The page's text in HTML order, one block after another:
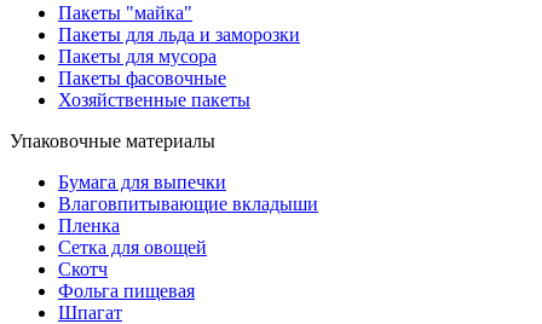
Пакеты "майка"
Пакеты для льда и заморозки
Пакеты для мусора
Пакеты фасовочные
Хозяйственные пакеты
Упаковочные материалы
Бумага для выпечки
Влаговпитывающие вкладыши
Пленка
Сетка для овощей
Скотч
Фольга пищевая
Шпагат